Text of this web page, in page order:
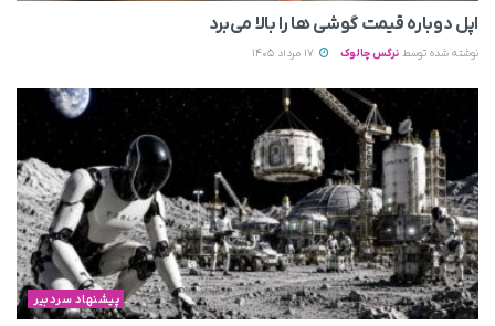
اپل دوباره قیمت‌ گوشی ها را بالا می‌برد
نوشته شده توسط نرگس چالوک
پیشنهاد سردبیر